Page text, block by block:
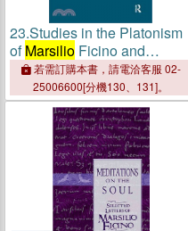
23.Studies in the Platonism
ofMarsilio Ficino and
Giovanni Pico
若需訂購本書，請電洽客服 02-
25006600[分機130、131]。